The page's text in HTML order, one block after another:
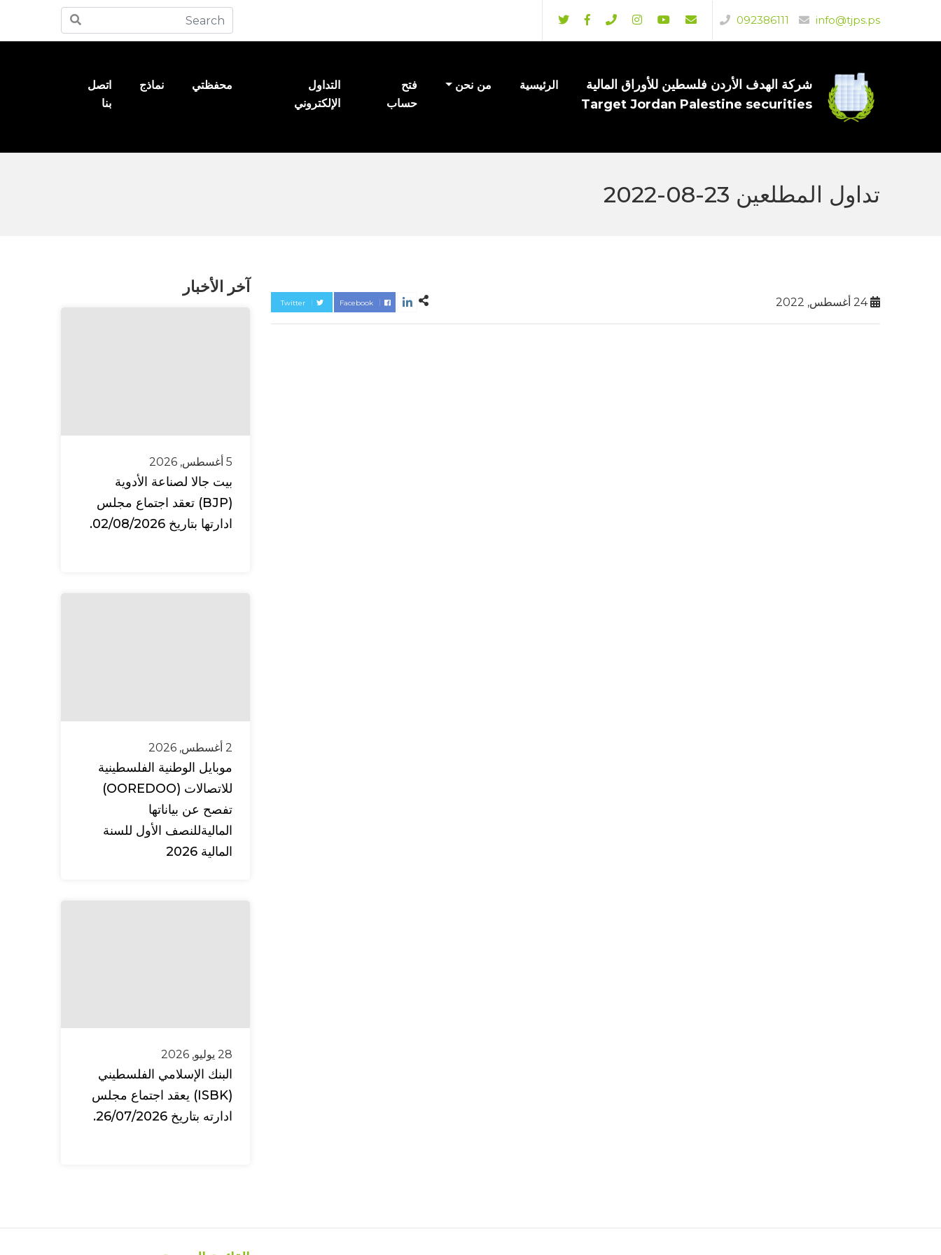
info@tjps.ps
092386111
شركة الهدف الأردن فلسطين للأوراق المالية
Target Jordan Palestine securities
الرئيسية من نحن
فتح
حساب
التداول
الإلكتروني
محفظتي نماذج
اتصل
بنا
تداول المطلعين 23-08-2022
24 أغسطس, 2022 Twitter Facebook
آخر الأخبار
5 أغسطس, 2026
بيت جالا لصناعة الأدوية
(BJP) تعقد اجتماع مجلس
ادارتها بتاريخ 02/08/2026.
2 أغسطس, 2026
موبايل الوطنية الفلسطينية
للاتصالات (OOREDOO)
تفصح عن بياناتها
الماليةللنصف الأول للسنة
المالية 2026
28 يوليو, 2026
البنك الإسلامي الفلسطيني
(ISBK) يعقد اجتماع مجلس
ادارته بتاريخ 26/07/2026.